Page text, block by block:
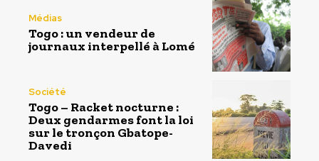
Médias
Togo : un vendeur de
journaux interpellé à Lomé
Société
Togo – Racket nocturne :
Deux gendarmes font la loi
sur le tronçon Gbatope-
Davedi